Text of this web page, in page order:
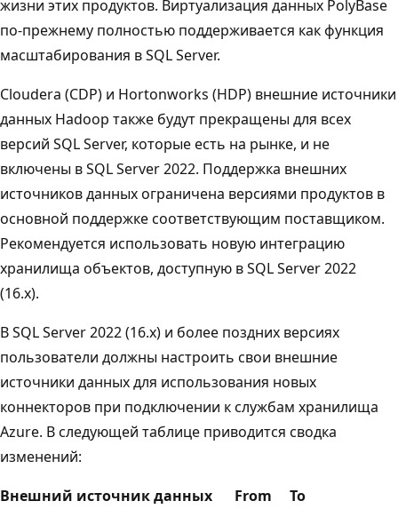
жизни этих продуктов. Виртуализация данных PolyBase
по-прежнему полностью поддерживается как функция
масштабирования в SQL Server.
Cloudera (CDP) и Hortonworks (HDP) внешние источники
данных Hadoop также будут прекращены для всех
версий SQL Server, которые есть на рынке, и не
включены в SQL Server 2022. Поддержка внешних
источников данных ограничена версиями продуктов в
основной поддержке соответствующим поставщиком.
Рекомендуется использовать новую интеграцию
хранилища объектов, доступную в SQL Server 2022
(16.x).
В SQL Server 2022 (16.x) и более поздних версиях
пользователи должны настроить свои внешние
источники данных для использования новых
коннекторов при подключении к службам хранилища
Azure. В следующей таблице приводится сводка
изменений:
Внешний источник данных
From
To